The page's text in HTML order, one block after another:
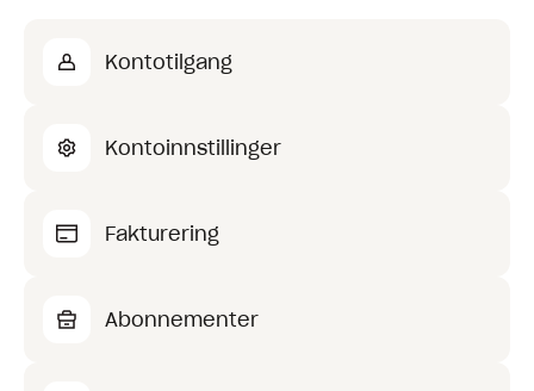
Kontotilgang
Kontoinnstillinger
Fakturering
Abonnementer